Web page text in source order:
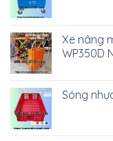
Xe nâng
WP350D
Sóng